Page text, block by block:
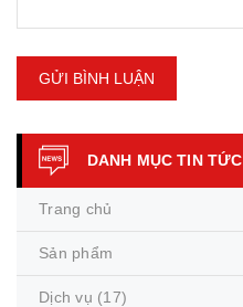
GỬI BÌNH LUẬN
DANH MỤC TIN TỨC
Trang chủ
Sản phẩm
Dịch vụ (17)